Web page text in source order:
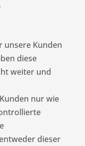
unsere Kunden
diese
weiter und
nur wie
dieser